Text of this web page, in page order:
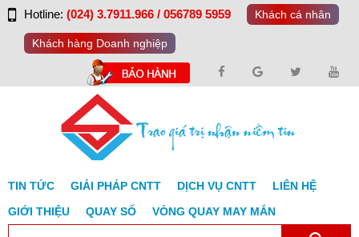
Hotline: (024) 3.7911.966 / 056789 5959 Khách cá nhân
Khách hàng Doanh nghiệp
TIN TỨC GIẢI PHÁP CNTT DỊCH VỤ CNTT
LIÊN HỆ
GIỚI THIỆU
QUAY SỐ VÒNG QUAY MAY MẮN